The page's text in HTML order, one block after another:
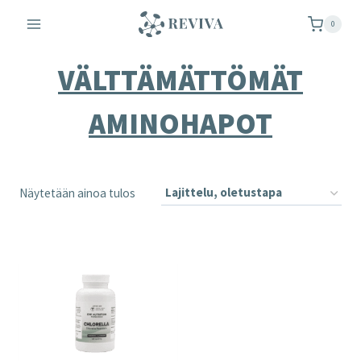
sisältöön
0
VÄLTTÄMÄTTÖMÄT
AMINOHAPOT
Näytetään ainoa tulos